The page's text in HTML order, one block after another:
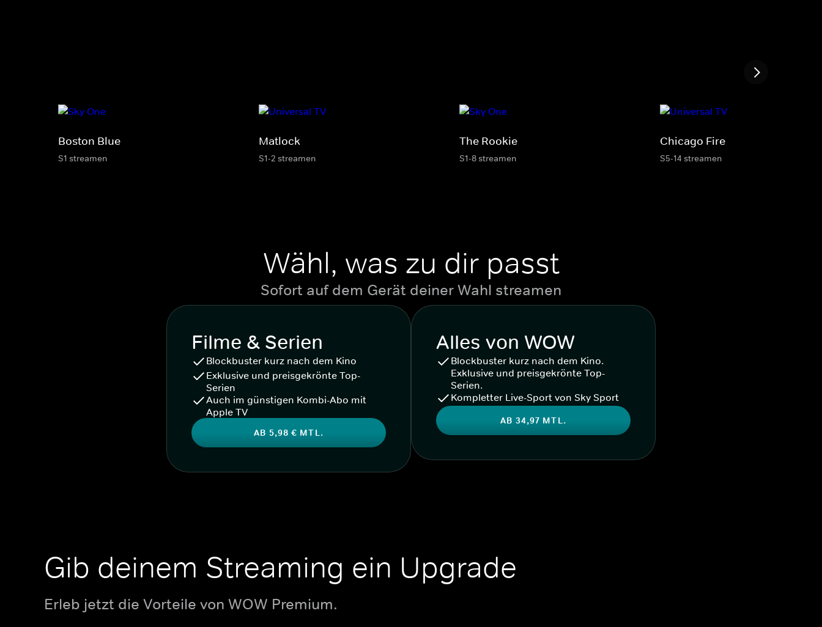
Boston Blue
S1 streamen
Matlock
S1-2 streamen
The Rookie
S1-8 streamen
Chicago Fire
S5-14 streamen
Wähl, was zu dir passt
Sofort auf dem Gerät deiner Wahl streamen
Filme & Serien
Blockbuster kurz nach dem Kino
Exklusive und preisgekrönte Top-
Serien
Auch im günstigen Kombi-Abo mit
Apple TV
AB 5,98 € MTL.
Alles von WOW
Blockbuster kurz nach dem Kino.
Exklusive und preisgekrönte Top-
Serien.
Kompletter Live-Sport von Sky Sport
AB 34,97 MTL.
Gib deinem Streaming ein Upgrade
Erleb jetzt die Vorteile von WOW Premium.